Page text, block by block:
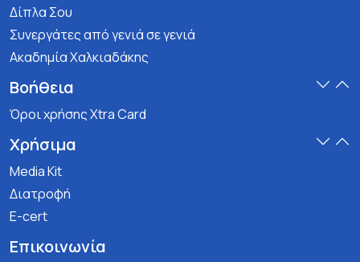
Δίπλα Σου
Συνεργάτες από γενιά σε γενιά
Ακαδημία Χαλκιαδάκης
Βοήθεια
Όροι χρήσης Xtra Card
Χρήσιμα
Media Kit
Διατροφή
E-cert
Επικοινωνία